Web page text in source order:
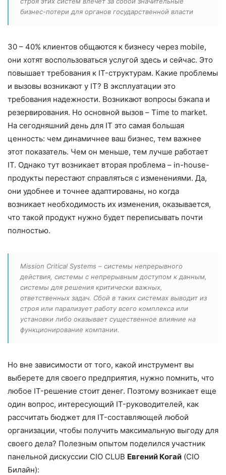
бизнес-потери для органов государственной власти
30 – 40% клиентов общаются к бизнесу через mobile,
они хотят воспользоваться услугой здесь и сейчас. Это
повышает требования к IT-структурам. Какие проблемы
и вызовы возникают у IT? В эксплуатации это
требования надежности. Возникают вопросы бэкапа и
резервирования. Но основной вызов – Time to market.
На сегодняшний день для IT это самая большая
ценность: чем динамичнее ваш бизнес, тем важнее
этот показатель. Чем он меньше, тем лучше работает
IT. Однако тут возникает вторая проблема – in-house-
продукты перестают справляться с изменениями. Да,
они удобнее и точнее адаптированы, но когда
возникает необходимость их изменения, оказывается,
что такой продукт нужно будет переписывать почти
полностью.
Mission Critical Systems – системы непрерывного
действия, системы с непрерывным доступом к данным,
системы для решения критически важных,
ответственных задач. Сбой в таких системах выводит из
строя или парализует работу всего комплекса или
установки либо оказывает существенное влияние на
функционирование компании.
Но вне зависимости от того, какой инструмент вы
выберете для своего предприятия, нужно помнить, что
любое IT-решение стоит денег. Поэтому возникает еще
один вопрос, интересующий IT-руководителей, как
рассчитать бюджет для IT-составляющей любой
организации, чтобы получить максимальную выгоду для
своего дела? Полезным опытом поделился участник
панельной дискуссии CIO CLUB Евгений Когай (CIO
Билайн):